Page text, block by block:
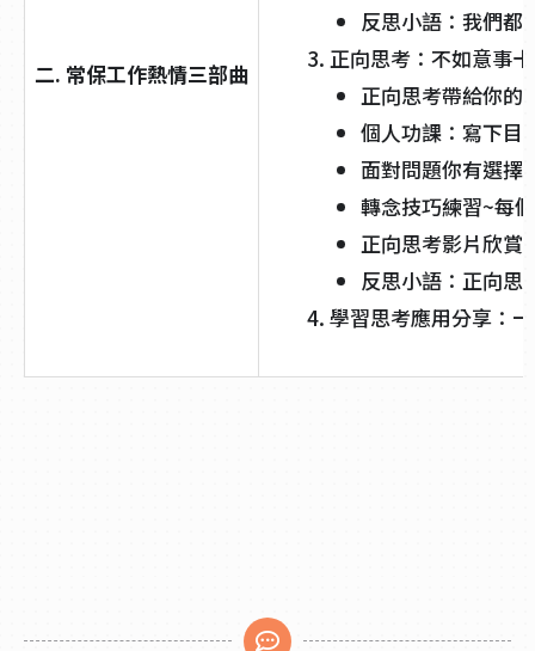
二. 常保工作熱情三部曲
反思小語：我們都
正向思考：不如意事
正向思考帶給你的
個人功課：寫下目
面對問題你有選擇
轉念技巧練習~每
正向思考影片欣賞
反思小語：正向思
學習思考應用分享：